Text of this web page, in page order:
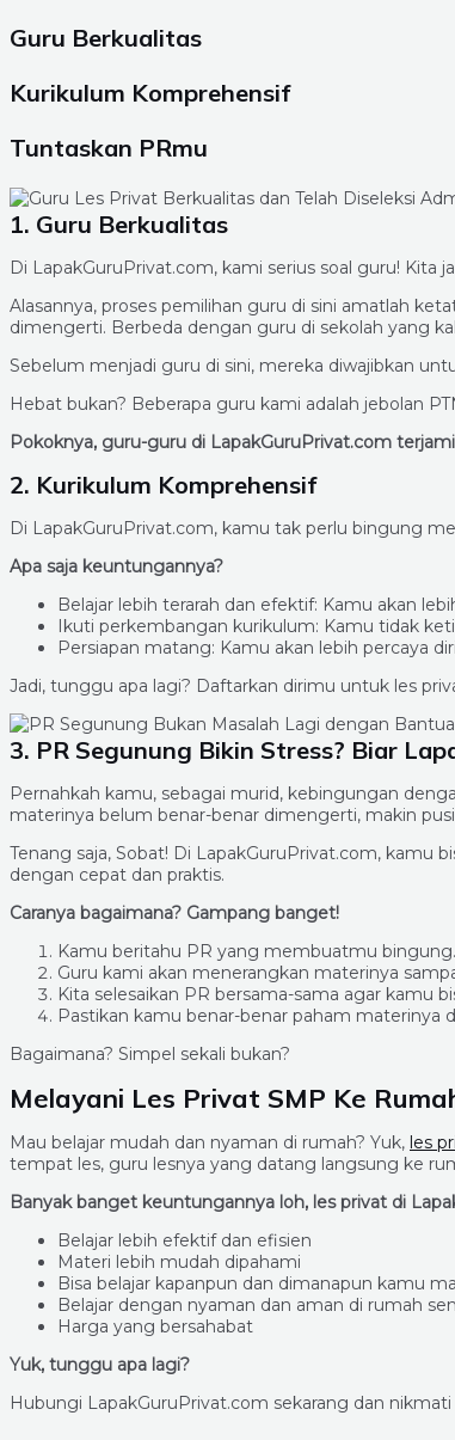
Guru Berkualitas
Kurikulum Komprehensif
Tuntaskan PRmu
1. Guru Berkualitas
Di LapakGuruPrivat.com, kami serius soal guru!
Alasannya, proses pemilihan guru di sini amatlah
dimengerti. Berbeda dengan guru di sekolah yang
Sebelum menjadi guru di sini, mereka diwajibkan
Hebat bukan? Beberapa guru kami adalah jebolan
Pokoknya, guru-guru di LapakGuruPrivat.com
2. Kurikulum Komprehensif
Di LapakGuruPrivat.com, kamu tak perlu bingung
Apa saja keuntungannya?
Belajar lebih terarah dan efektif: Kamu akan
Ikuti perkembangan kurikulum: Kamu tidak
Persiapan matang: Kamu akan lebih percaya
Jadi, tunggu apa lagi? Daftarkan dirimu untuk les
3. PR Segunung Bikin Stress? Biar
Pernahkah kamu, sebagai murid, kebingungan
materinya belum benar-benar dimengerti, makin
Tenang saja, Sobat! Di LapakGuruPrivat.com, kamu
dengan cepat dan praktis.
Caranya bagaimana? Gampang banget!
Kamu beritahu PR yang membuatmu bingung.
Guru kami akan menerangkan materinya
Kita selesaikan PR bersama-sama agar kamu
Pastikan kamu benar-benar paham materinya
Bagaimana? Simpel sekali bukan?
Melayani Les Privat SMP Ke
Mau belajar mudah dan nyaman di rumah? Yuk, les
tempat les, guru lesnya yang datang langsung ke
Banyak banget keuntungannya loh, les privat di
Belajar lebih efektif dan efisien
Materi lebih mudah dipahami
Bisa belajar kapanpun dan dimanapun kamu
Belajar dengan nyaman dan aman di rumah
Harga yang bersahabat
Yuk, tunggu apa lagi?
Hubungi LapakGuruPrivat.com sekarang dan